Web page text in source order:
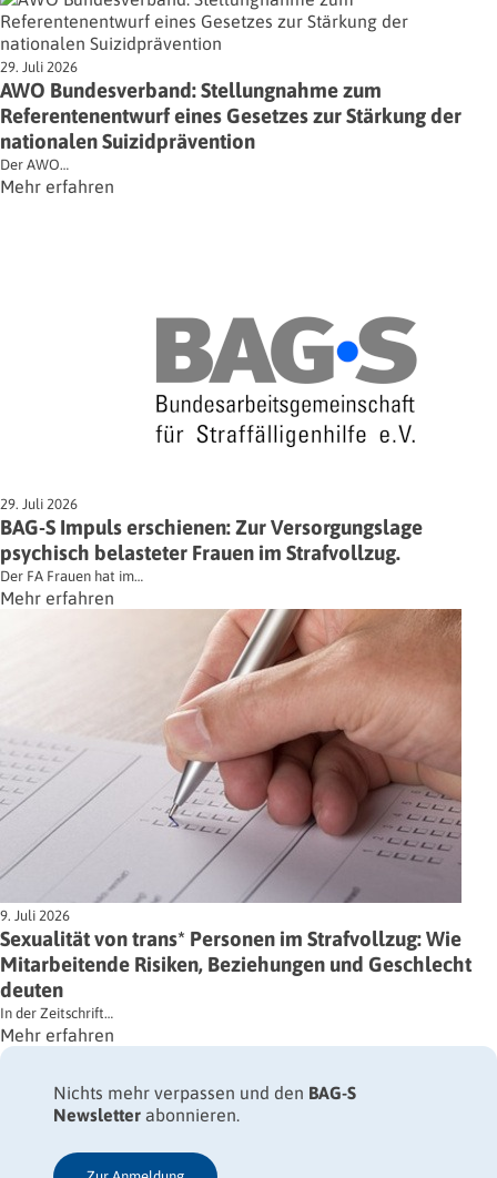
29. Juli 2026
AWO Bundesverband: Stellungnahme zum
Referentenentwurf eines Gesetzes zur Stärkung der
nationalen Suizidprävention
Der AWO…
Mehr erfahren
29. Juli 2026
BAG-S Impuls erschienen: Zur Versorgungslage
psychisch belasteter Frauen im Strafvollzug.
Der FA Frauen hat im…
Mehr erfahren
9. Juli 2026
Sexualität von trans* Personen im Strafvollzug: Wie
Mitarbeitende Risiken, Beziehungen und Geschlecht
deuten
In der Zeitschrift…
Mehr erfahren
Nichts mehr verpassen und den BAG-S
Newsletter abonnieren.